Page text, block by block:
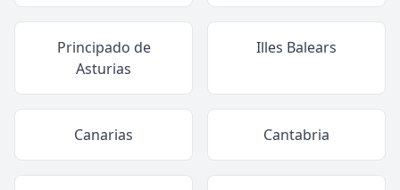
Principado de
Asturias
Illes Balears
Canarias Cantabria